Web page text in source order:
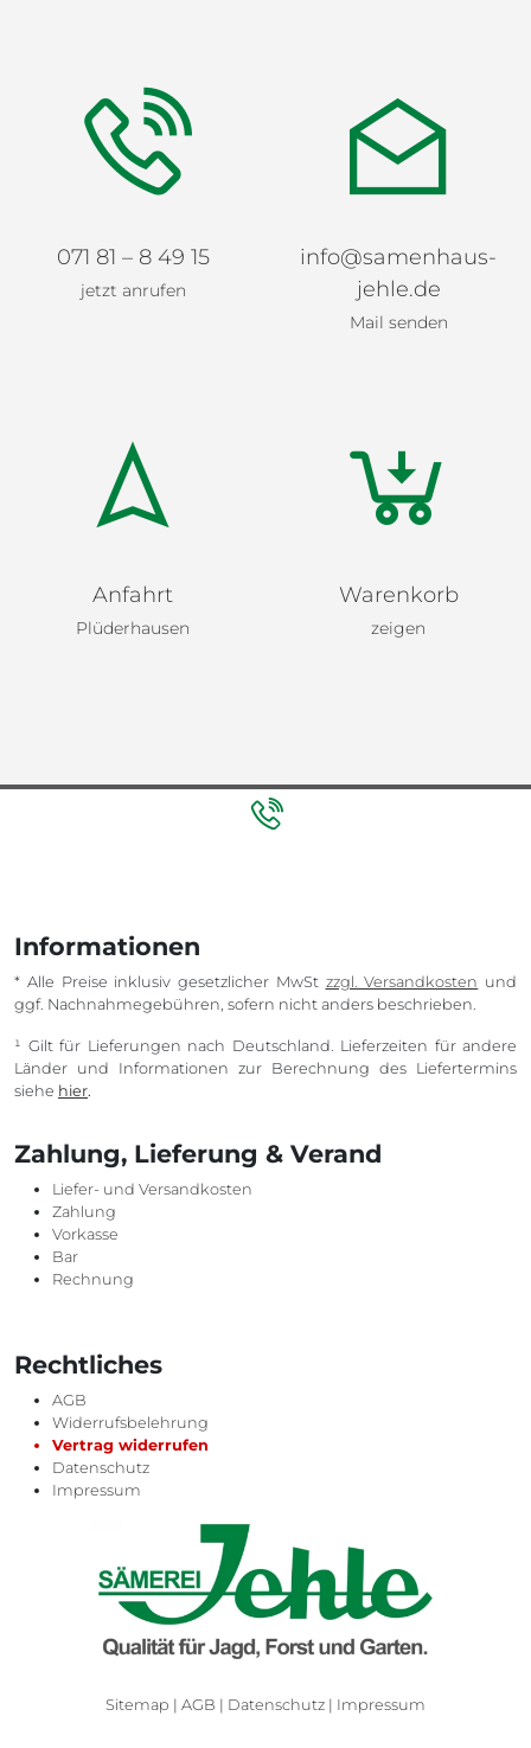
071 81 – 8 49 15
jetzt anrufen
info@samenhaus-
jehle.de
Mail senden
Anfahrt
Plüderhausen
Warenkorb
zeigen
Informationen
* Alle Preise inklusiv gesetzlicher MwSt zzgl. Versandkosten und
ggf. Nachnahmegebühren, sofern nicht anders beschrieben.
¹ Gilt für Lieferungen nach Deutschland. Lieferzeiten für andere
Länder und Informationen zur Berechnung des Liefertermins
siehe hier.
Zahlung, Lieferung & Verand
Liefer- und Versandkosten
Zahlung
Vorkasse
Bar
Rechnung
Rechtliches
AGB
Widerrufsbelehrung
Vertrag widerrufen
Datenschutz
Impressum
Sitemap | AGB | Datenschutz | Impressum